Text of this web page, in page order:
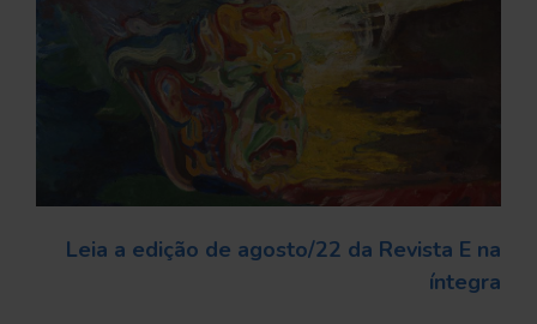
Leia a edição de agosto/22 da Revista E na
íntegra